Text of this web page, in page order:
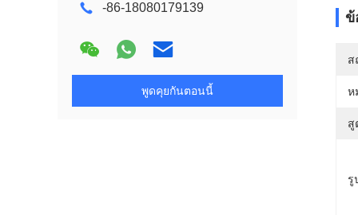
-86-18080179139
พูดคุยกันตอนนี้
ข้
ส
ห
สู
รู